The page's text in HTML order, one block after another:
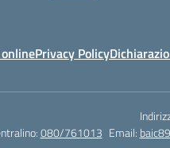
Privacy Policy
080/761013 Email: